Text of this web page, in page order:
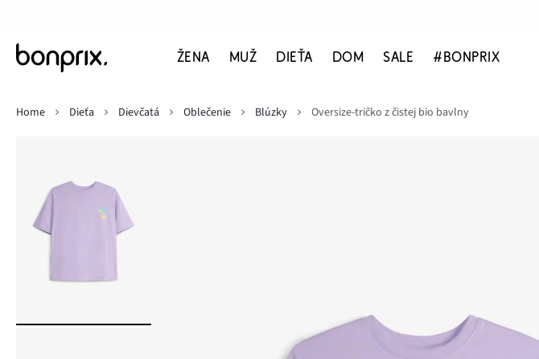
ŽENA MUŽ DIEŤA DOM SALE #BONPRIX
Home
Dieťa Dievčatá Oblečenie Blúzky Oversize-tričko z čistej bio bavlny